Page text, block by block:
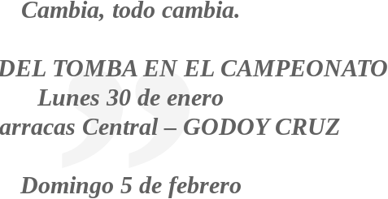
Cambia, todo cambia.
TOMBA EN EL CAMPEONATO
Lunes 30 de enero
Central – GODOY CRUZ
Domingo 5 de febrero